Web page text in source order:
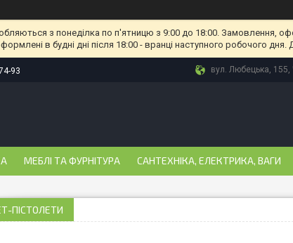
з понеділка по п'ятницю з 9:00 до 18:00. Замовлення,
в будні дні після 18:00 - вранці наступного робочого
93 вул. Любецька, 155,
МЕБЛІ ТА ФУРНІТУРА САНТЕХНІКА, ЕЛЕКТРИКА, ВАГИ
ПІСТОЛЕТИ